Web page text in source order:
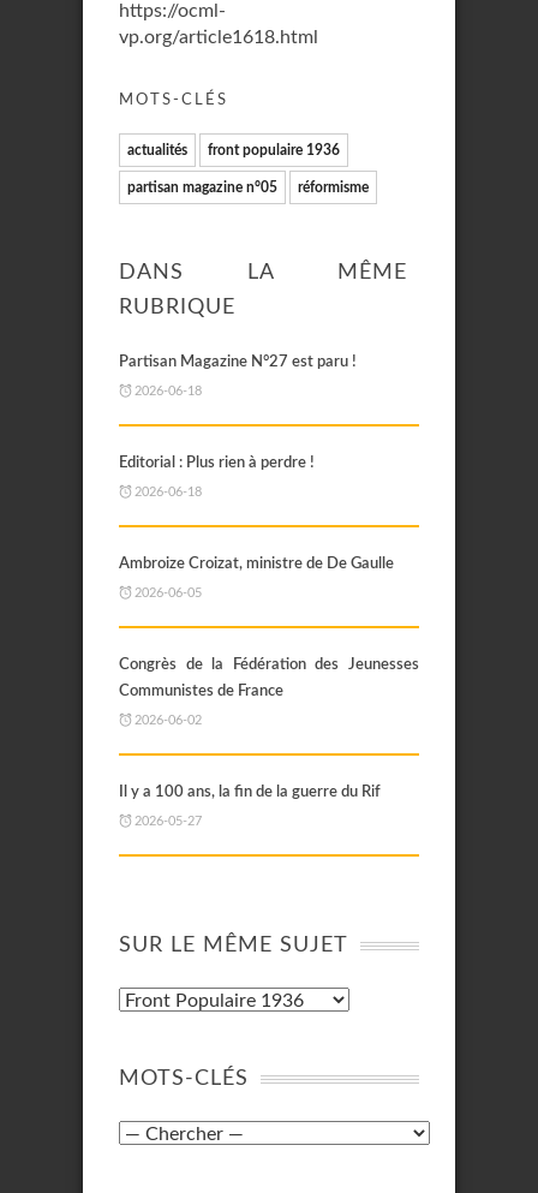
https://ocml-
vp.org/article1618.html
MOTS-CLÉS
actualités front populaire 1936
partisan magazine n°05 réformisme
DANS LA MÊME
RUBRIQUE
Partisan Magazine N°27 est paru !
2026-06-18
Editorial : Plus rien à perdre !
2026-06-18
Ambroize Croizat, ministre de De Gaulle
2026-06-05
Congrès de la Fédération des Jeunesses
Communistes de France
2026-06-02
Il y a 100 ans, la fin de la guerre du Rif
2026-05-27
SUR LE MÊME SUJET
MOTS-CLÉS